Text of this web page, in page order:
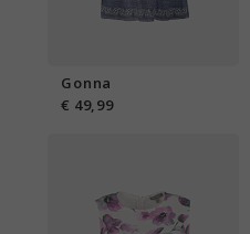
Gonna
€ 49,99